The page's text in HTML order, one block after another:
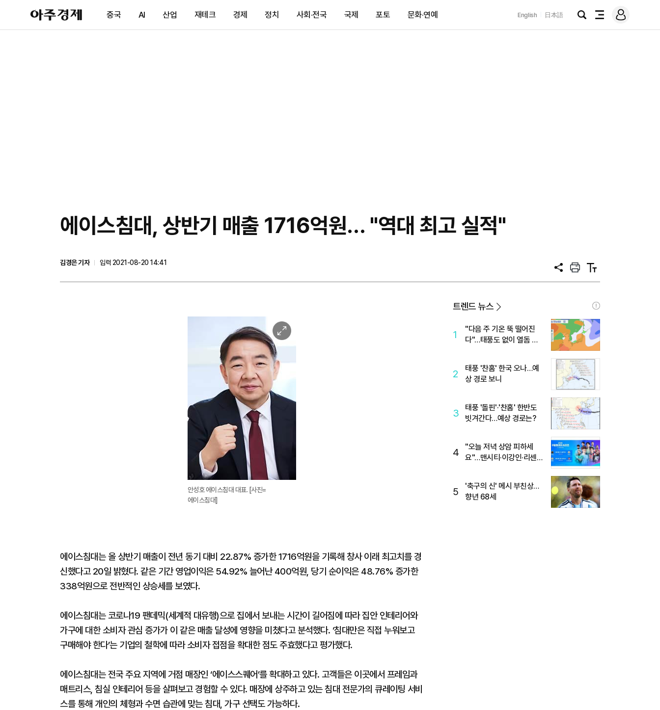
아
주
제
중국 AI 산업 재테크 경제 정치 사회·전국 국제 포토 문화·연예 English 日本語
검
전
메
그
에이스침대, 상반기 매출 1716억원… "역대 최고 실적"
김경은 기자
입력 2021-08-20 14:41
공
프
트
텍
트
이
미
지
확
대
안성호 에이스침대 대표. [사진=
에이스침대]
에이스침대는 올 상반기 매출이 전년 동기 대비 22.87% 증가한 1716억원을 기록해 창사 이래 최고치를 경
신했다고 20일 밝혔다. 같은 기간 영업이익은 54.92% 늘어난 400억원, 당기 순이익은 48.76% 증가한
338억원으로 전반적인 상승세를 보였다.
에이스침대는 코로나19 팬데믹(세계적 대유행)으로 집에서 보내는 시간이 길어짐에 따라 집안 인테리어와
가구에 대한 소비자 관심 증가가 이 같은 매출 달성에 영향을 미쳤다고 분석했다. ‘침대만은 직접 누워보고
구매해야 한다’는 기업의 철학에 따라 소비자 접점을 확대한 점도 주효했다고 평가했다.
에이스침대는 전국 주요 지역에 거점 매장인 ‘에이스스퀘어’를 확대하고 있다. 고객들은 이곳에서 프레임과
매트리스, 침실 인테리어 등을 살펴보고 경험할 수 있다. 매장에 상주하고 있는 침대 전문가의 큐레이팅 서비
스를 통해 개인의 체형과 수면 습관에 맞는 침대, 가구 선택도 가능하다.
트렌드 뉴스
1
"다음 주 기온 뚝 떨어진
다"…태풍도 없이 열돔 박
2
태풍 '찬홈' 한국 오나…예
상 경로 보니
3
태풍 '돌핀'·'찬홈' 한반도
빗겨간다…예상 경로는?
4
"오늘 저녁 상암 피하세
요"…맨시티·이강인·리센느
5
'축구의 신' 메시 부친상…
향년 68세